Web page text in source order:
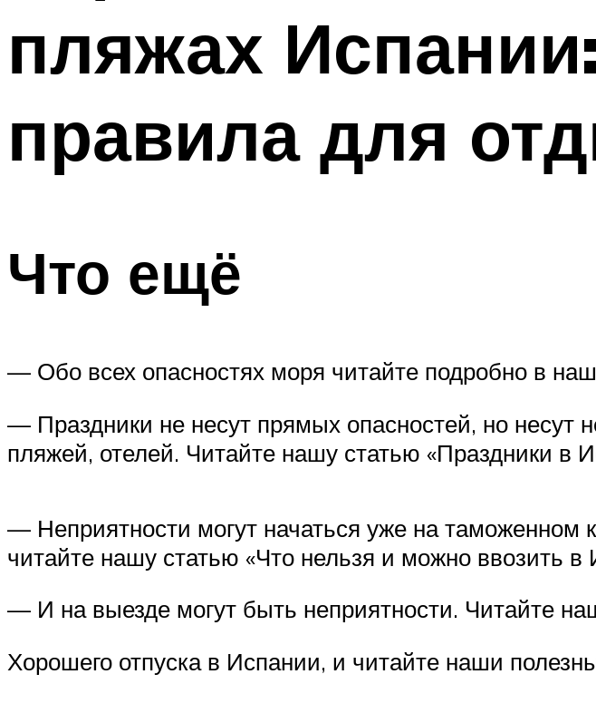
пляжах
правила для
Что ещё
— Обо всех опасностях моря читайте подробно в
— Праздники не несут прямых опасностей, но несут
пляжей, отелей. Читайте нашу статью «Праздники в
— Неприятности могут начаться уже на таможенном
читайте нашу статью «Что нельзя и можно ввозить в
— И на выезде могут быть неприятности. Читайте
Хорошего отпуска в Испании, и читайте наши